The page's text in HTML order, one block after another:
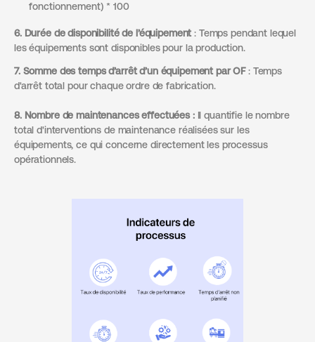
fonctionnement) * 100
6. Durée de disponibilité de l’équipement : Temps pendant lequel
les équipements sont disponibles pour la production.
7. Somme des temps d’arrêt d’un équipement par OF: Temps
d'arrêt total pour chaque ordre de fabrication.
8. Nombre de maintenances effectuées :Il quantifie le nombre
total d'interventions de maintenance réalisées sur les
équipements, ce qui concerne directement les processus
opérationnels.